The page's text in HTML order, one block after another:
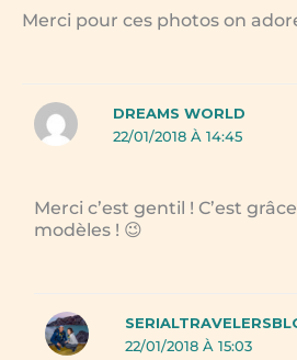
Merci pour ces photos on
DREAMS WORLD
22/01/2018 À 14:45
Merci c’est gentil ! C’est
modèles ! 😉
22/01/2018 À 15:03